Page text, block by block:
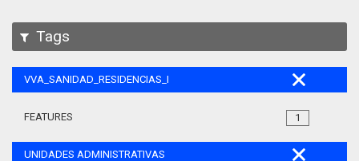
Tags
VVA_SANIDAD_RESIDENCIAS_MAYORES_105
1
FEATURES
UNIDADES ADMINISTRATIVAS